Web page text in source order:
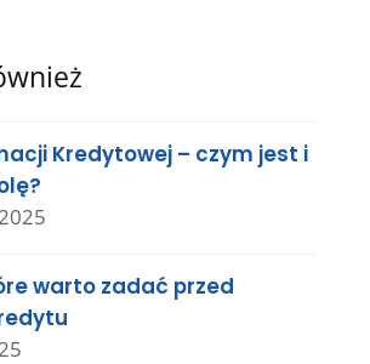
Kredytowej – czym jest i
warto zadać przed